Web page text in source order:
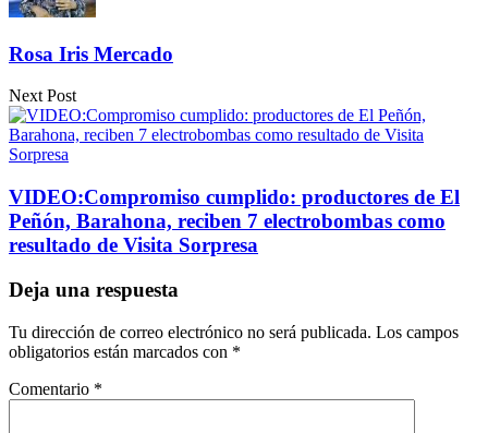
Rosa Iris Mercado
Next Post
VIDEO:Compromiso cumplido: productores de El
Peñón, Barahona, reciben 7 electrobombas como
resultado de Visita Sorpresa
Deja una respuesta
Tu dirección de correo electrónico no será publicada. Los campos
obligatorios están marcados con *
Comentario *